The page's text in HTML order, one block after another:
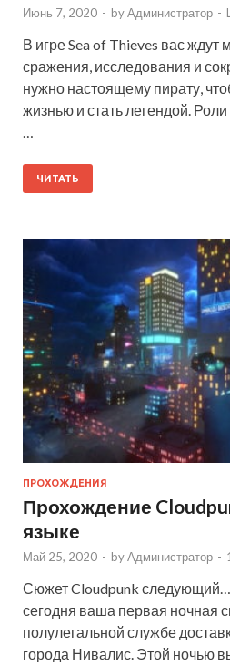
Июнь 7, 2020 - byАдминистратор -
В игре Sea of Thieves вас ждут
сражения, исследования и
нужно настоящему пирату,
жизнью и стать легендой.
…
ЧИТАТЬ
ПРОХОЖДЕНИЯ
Прохождение
языке
Май 25, 2020 - byАдминистратор -
Сюжет Cloudpunk следующий…
сегодня ваша первая ночная
полулегальной службе
города Нивалис. Этой ночью